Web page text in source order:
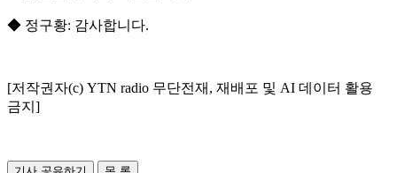
◆ 정구황: 감사합니다.
[저작권자(c) YTN radio 무단전재, 재배포 및 AI 데이터 활용
금지]